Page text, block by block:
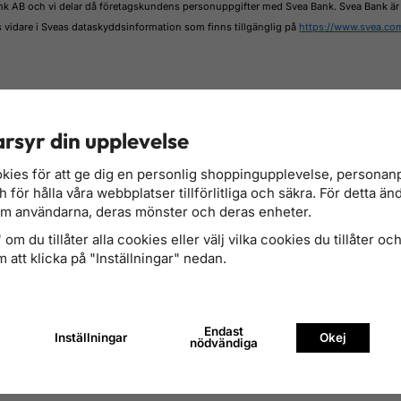
AB och vi delar då företagskundens personuppgifter med Svea Bank. Svea
i Sveas dataskyddsinformation som finns tillgänglig på https://
med Svea Ekonomi AB kan du teckna ett kontokreditavtal och därmed kunna
Köpet kan alltid betalas i sin helhet närsomhelst, innan förfallodag.
innebär detta att en kreditupplysning tas. En kopia på kreditupplysningen
din upplevelse
för att ge dig en personlig shoppingupplevelse,
för hålla våra webbplatser tillförlitliga och säkra. För detta
användarna, deras mönster och deras enheter.
om du tillåter alla cookies eller välj vilka cookies du tillåter
att klicka på "Inställningar" nedan.
Inställningar
Endast
nödvändiga
Okej